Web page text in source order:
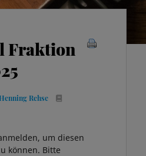
Fraktion
Henning Rehse
um diesen
können. Bitte